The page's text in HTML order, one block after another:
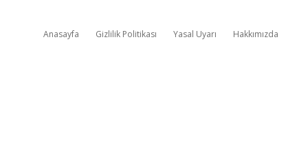
Anasayfa Gizlilik Politikası Yasal Uyarı Hakkımızda